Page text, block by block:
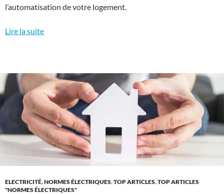
l’automatisation de votre logement.
Lire la suite
ELECTRICITÉ,NORMES ÉLECTRIQUES,TOP ARTICLES,TOP ARTICLES
"NORMES ÉLECTRIQUES"